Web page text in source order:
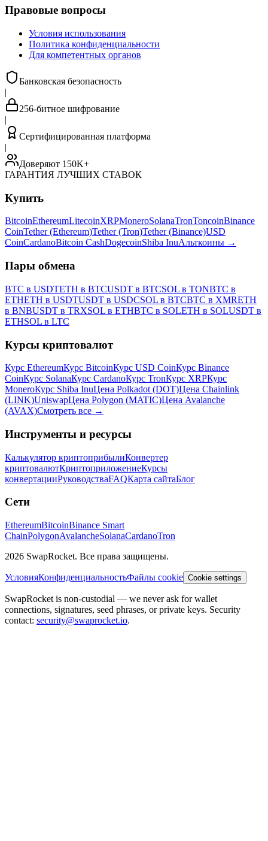
Правовые вопросы
Условия использования
Политика конфиденциальности
Для компетентных органов
Банковская безопасность
|
256-битное шифрование
|
Сертифицированная платформа
|
Доверяют 150K+
ГАРАНТИЯ ЛУЧШИХ СТАВОК
Купить
BitcoinEthereumLitecoinXRPMoneroSolanaTronToncoinBinance
CoinTether (Ethereum)Tether (Tron)Tether (Binance)USD
CoinCardanoBitcoin CashDogecoinShiba InuАльткоины →
Пары обмена
BTC в USDTETH в BTCUSDT в BTCSOL в TONBTC в
ETHETH в USDTUSDT в USDCSOL в BTCBTC в XMRETH
в BNBUSDT в TRXSOL в ETHBTC в SOLETH в SOLUSDT в
ETHSOL в LTC
Курсы криптовалют
Курс EthereumКурс BitcoinКурс USD CoinКурс Binance
CoinКурс SolanaКурс CardanoКурс TronКурс XRPКурс
MoneroКурс Shiba InuЦена Polkadot (DOT)Цена Chainlink
(LINK)UniswapЦена Polygon (MATIC)Цена Avalanche
(AVAX)Смотреть все →
Инструменты и ресурсы
Калькулятор криптоприбылиКонвертер
криптовалютКриптоприложениеКурсы
конвертацииРуководстваFAQКарта сайтаБлог
Сети
EthereumBitcoinBinance Smart
ChainPolygonAvalancheSolanaCardanoTron
2026 SwapRocket. Все права защищены.
УсловияКонфиденциальностьФайлы cookie Cookie settings
SwapRocket is non-custodial — we never ask for wallet
connections, signatures, seed phrases, or private keys. Security
contact: security@swaprocket.io.